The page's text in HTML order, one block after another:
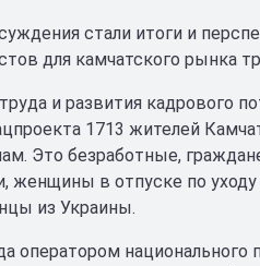
стали итоги и
для камчатского рынка
и развития кадрового
1713 жителей
Это безработные,
женщины в отпуске по
из Украины.
оператором